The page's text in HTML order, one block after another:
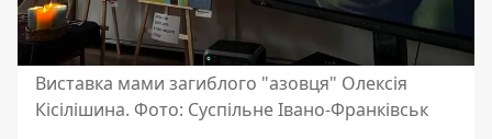
Виставка мами загиблого "азовця" Олексія
Кісілішина. Фото: Суспільне Івано-Франківськ